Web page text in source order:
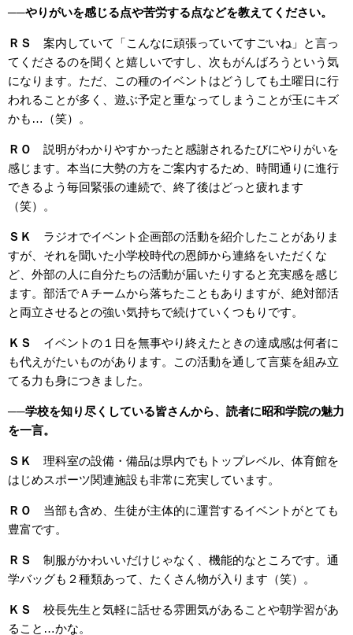
──やりがいを感じる点や苦労する点などを教えてください。
ＲＳ
案内していて「こんなに頑張っていてすごいね」と言っ
てくださるのを聞くと嬉しいですし、次もがんばろうという気
になります。ただ、この種のイベントはどうしても土曜日に行
われることが多く、遊ぶ予定と重なってしまうことが玉にキズ
かも…（笑）。
ＲＯ
説明がわかりやすかったと感謝されるたびにやりがいを
感じます。本当に大勢の方をご案内するため、時間通りに進行
できるよう毎回緊張の連続で、終了後はどっと疲れます
（笑）。
ＳＫ ラジオでイベント企画部の活動を紹介したことがありま
すが、それを聞いた小学校時代の恩師から連絡をいただくな
ど、外部の人に自分たちの活動が届いたりすると充実感を感じ
ます。部活でＡチームから落ちたこともありますが、絶対部活
と両立させるとの強い気持ちで続けていくつもりです。
ＫＳ
イベントの１日を無事やり終えたときの達成感は何者に
も代えがたいものがあります。この活動を通して言葉を組み立
てる力も身につきました。
──学校を知り尽くしている皆さんから、読者に昭和学院の魅力
を一言。
ＳＫ
理科室の設備・備品は県内でもトップレベル、体育館を
はじめスポーツ関連施設も非常に充実しています。
ＲＯ 当部も含め、生徒が主体的に運営するイベントがとても
豊富です。
ＲＳ 制服がかわいいだけじゃなく、機能的なところです。通
学バッグも２種類あって、たくさん物が入ります（笑）。
ＫＳ
校長先生と気軽に話せる雰囲気があることや朝学習があ
ること…かな。